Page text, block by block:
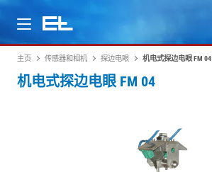
产品
主页 传感器和相机 探边电眼 机电式探边电眼 FM 04
机电式探边电眼 FM 04